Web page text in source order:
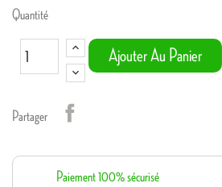
Quantité
Ajouter Au Panier
Partager
Paiement 100% sécurisé